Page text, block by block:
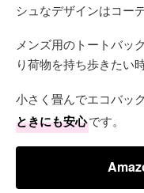
シュなデザインはコー
メンズ用のトートバッ
り荷物を持ち歩きたい
小さく畳んでエコバッ
ときにも安心です。